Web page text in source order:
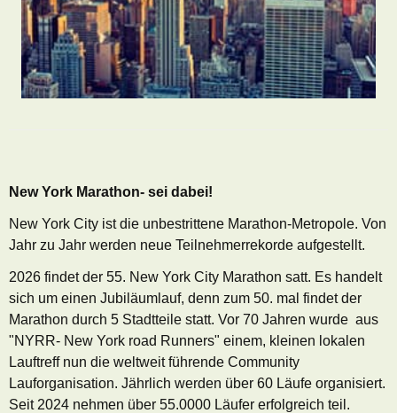
New York Marathon- sei dabei!
New York City ist die unbestrittene Marathon-Metropole. Von
Jahr zu Jahr werden neue Teilnehmerrekorde aufgestellt.
2026 findet der 55. New York City Marathon satt. Es handelt
sich um einen Jubiläumlauf, denn zum 50. mal findet der
Marathon durch 5 Stadtteile statt. Vor 70 Jahren wurde aus
"NYRR- New York road Runners" einem, kleinen lokalen
Lauftreff nun die weltweit führende Community
Lauforganisation. Jährlich werden über 60 Läufe organisiert.
Seit 2024 nehmen über 55.0000 Läufer erfolgreich teil.